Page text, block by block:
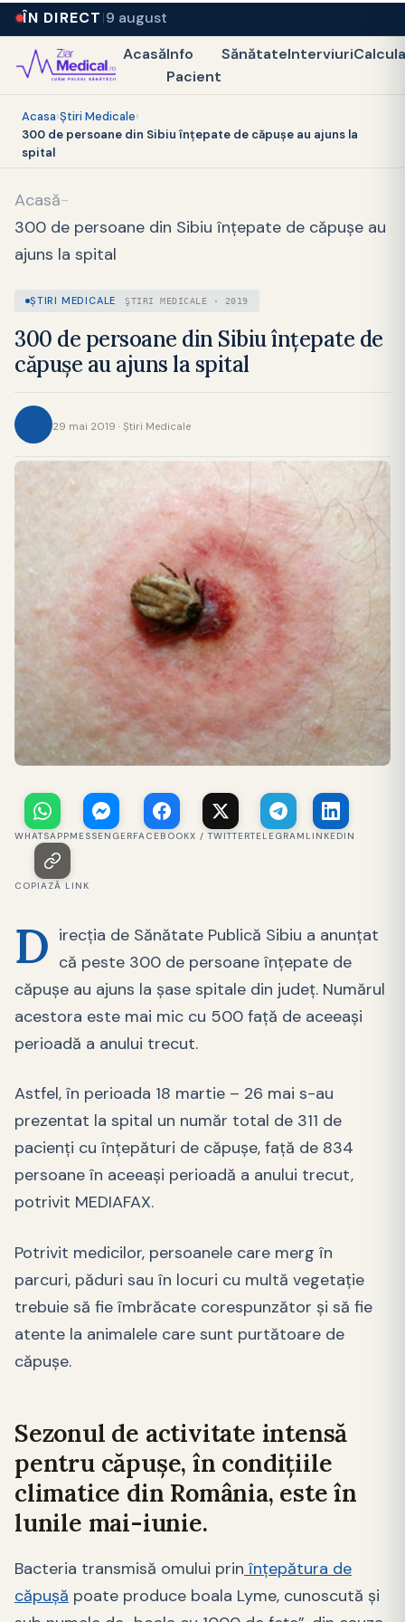
ÎN DIRECT 9 august
AcasăInfo
Pacient
SănătateInterviuri
Acasa›Ştiri Medicale›
300 de persoane din Sibiu înțepate de căpușe au ajuns la
spital
Acasă-
300 de persoane din Sibiu înțepate de căpușe au
ajuns la spital
ŞTIRI MEDICALE ŞTIRI MEDICALE · 2019
300 de persoane din Sibiu înțepate de
căpușe au ajuns la spital
29 mai 2019 · Ştiri Medicale
WHATSAPPMESSENGERFACEBOOKX / TWITTERTELEGRAM LINKEDIN
COPIAZĂ LINK
D irecția de Sănătate Publică Sibiu a anunțat
că peste 300 de persoane înțepate de
căpușe au ajuns la șase spitale din județ. Numărul
acestora este mai mic cu 500 față de aceeași
perioadă a anului trecut.
Astfel, în perioada 18 martie – 26 mai s-au
prezentat la spital un număr total de 311 de
pacienţi cu înţepături de căpuşe, faţă de 834
persoane în aceeaşi perioadă a anului trecut,
potrivit MEDIAFAX.
Potrivit medicilor, persoanele care merg în
parcuri, păduri sau în locuri cu multă vegetaţie
trebuie să fie îmbrăcate corespunzător şi să fie
atente la animalele care sunt purtătoare de
căpușe.
Sezonul de activitate intensă
pentru căpușe, în condiţiile
climatice din România, este în
lunile mai-iunie.
Bacteria transmisă omului prin înţepătura de
căpuşă poate produce boala Lyme, cunoscută şi